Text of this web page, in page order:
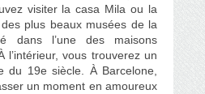
visiter la casa Mila ou la
plus beaux musées de la
dans l’une des maisons
l’intérieur, vous trouverez un
du 19e siècle. À Barcelone,
un moment en amoureux